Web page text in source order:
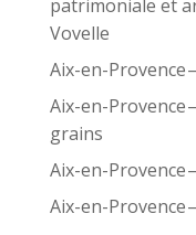
patrimoniale et
Vovelle
Aix-​en-​Provence
Aix-​en-​Provence
grains
Aix-​en-​Provence
Aix-​en-​Provence